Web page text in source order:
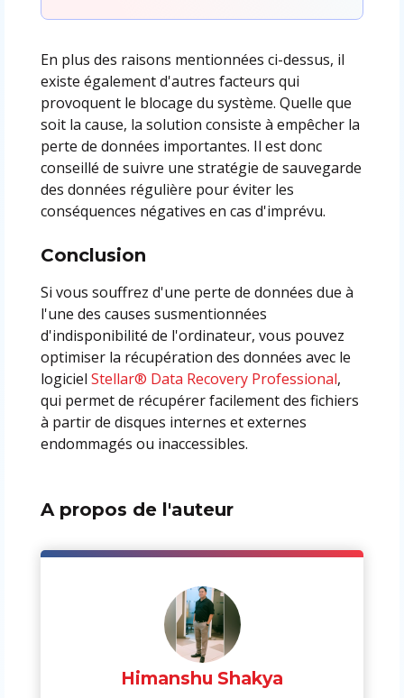
En plus des raisons mentionnées ci-dessus, il
existe également d'autres facteurs qui
provoquent le blocage du système. Quelle que
soit la cause, la solution consiste à empêcher la
perte de données importantes. Il est donc
conseillé de suivre une stratégie de sauvegarde
des données régulière pour éviter les
conséquences négatives en cas d'imprévu.
Conclusion
Si vous souffrez d'une perte de données due à
l'une des causes susmentionnées
d'indisponibilité de l'ordinateur, vous pouvez
optimiser la récupération des données avec le
logiciel Stellar® Data Recovery Professional,
qui permet de récupérer facilement des fichiers
à partir de disques internes et externes
endommagés ou inaccessibles.
A propos de l'auteur
Himanshu Shakya